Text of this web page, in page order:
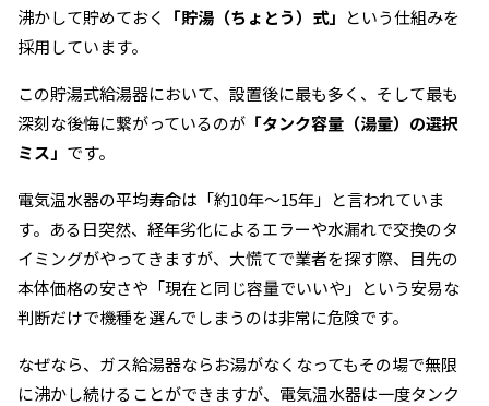
沸かして貯めておく
「貯湯（ちょとう）式」 という仕組みを
採用しています。
この貯湯式給湯器において、設置後に最も多く、そして最も
深刻な後悔に繋がっているのが 「タンク容量（湯量）の選択
ミス」 です。
電気温水器の平均寿命は「約10年〜15年」と言われていま
す。ある日突然、経年劣化によるエラーや水漏れで交換のタ
イミングがやってきますが、大慌てで業者を探す際、目先の
本体価格の安さや「現在と同じ容量でいいや」という安易な
判断だけで機種を選んでしまうのは非常に危険です。
なぜなら、ガス給湯器ならお湯がなくなってもその場で無限
に沸かし続けることができますが、電気温水器は一度タンク